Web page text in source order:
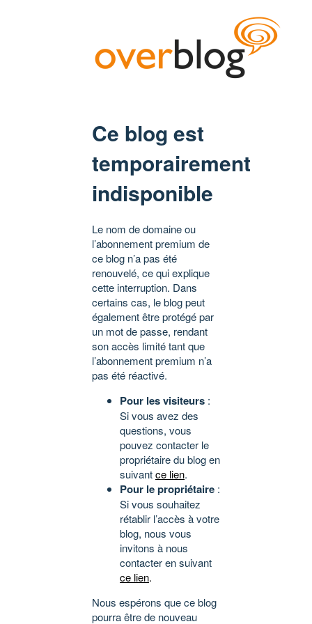
Ce blog est
temporairement
indisponible
Le nom de domaine ou
l’abonnement premium de
ce blog n’a pas été
renouvelé, ce qui explique
cette interruption. Dans
certains cas, le blog peut
également être protégé par
un mot de passe, rendant
son accès limité tant que
l’abonnement premium n’a
pas été réactivé.
Pour les visiteurs :
Si vous avez des
questions, vous
pouvez contacter le
propriétaire du blog en
suivantce lien.
Pour le propriétaire :
Si vous souhaitez
rétablir l’accès à votre
blog, nous vous
invitons à nous
contacter en suivant
ce lien.
Nous espérons que ce blog
pourra être de nouveau